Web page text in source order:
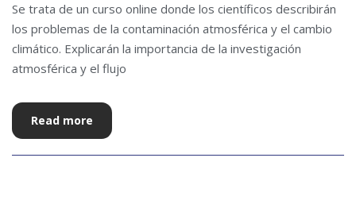
Se trata de un curso online donde los científicos describirán
los problemas de la contaminación atmosférica y el cambio
climático. Explicarán la importancia de la investigación
atmosférica y el flujo
Read more